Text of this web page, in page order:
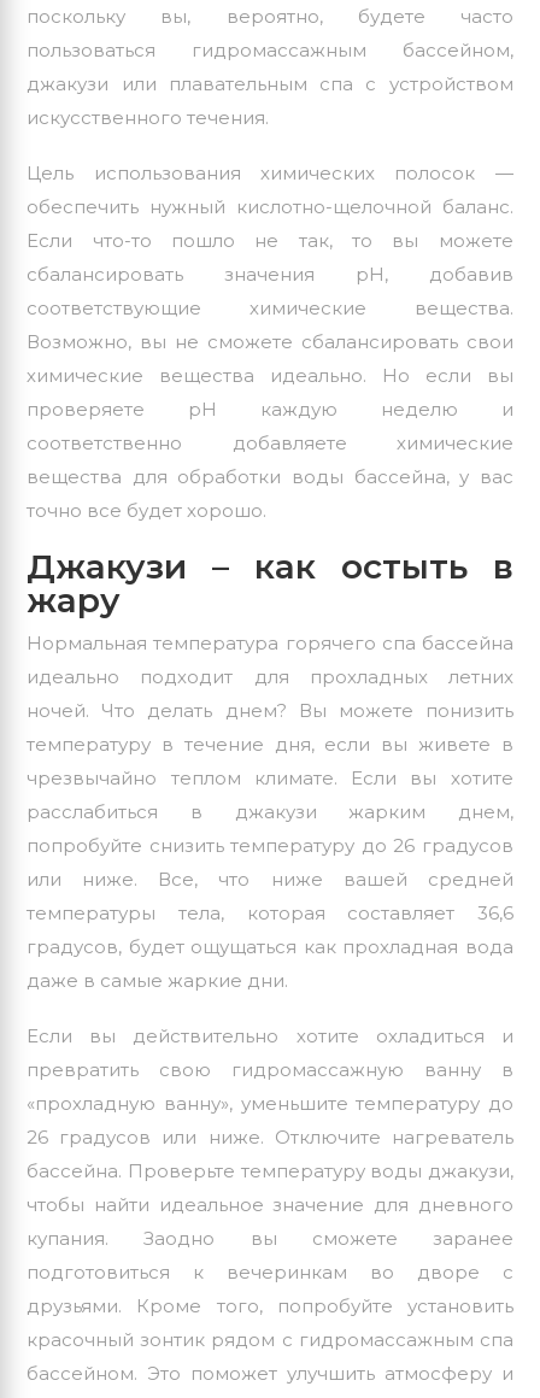
поскольку вы, вероятно, будете часто
пользоваться гидромассажным бассейном,
джакузи или плавательным спа с устройством
искусственного течения.
Цель использования химических полосок —
обеспечить нужный кислотно-щелочной баланс.
Если что-то пошло не так, то вы можете
сбалансировать значения рН, добавив
соответствующие химические вещества.
Возможно, вы не сможете сбалансировать свои
химические вещества идеально. Но если вы
проверяете рН каждую неделю и
соответственно добавляете химические
вещества для обработки воды бассейна, у вас
точно все будет хорошо.
Джакузи – как остыть в
жару
Нормальная температура горячего спа бассейна
идеально подходит для прохладных летних
ночей. Что делать днем? Вы можете понизить
температуру в течение дня, если вы живете в
чрезвычайно теплом климате. Если вы хотите
расслабиться в джакузи жарким днем,
попробуйте снизить температуру до 26 градусов
или ниже. Все, что ниже вашей средней
температуры тела, которая составляет 36,6
градусов, будет ощущаться как прохладная вода
даже в самые жаркие дни.
Если вы действительно хотите охладиться и
превратить свою гидромассажную ванну в
«прохладную ванну», уменьшите температуру до
26 градусов или ниже. Отключите нагреватель
бассейна. Проверьте температуру воды джакузи,
чтобы найти идеальное значение для дневного
купания. Заодно вы сможете заранее
подготовиться к вечеринкам во дворе с
друзьями. Кроме того, попробуйте установить
красочный зонтик рядом с гидромассажным спа
бассейном. Это поможет улучшить атмосферу и